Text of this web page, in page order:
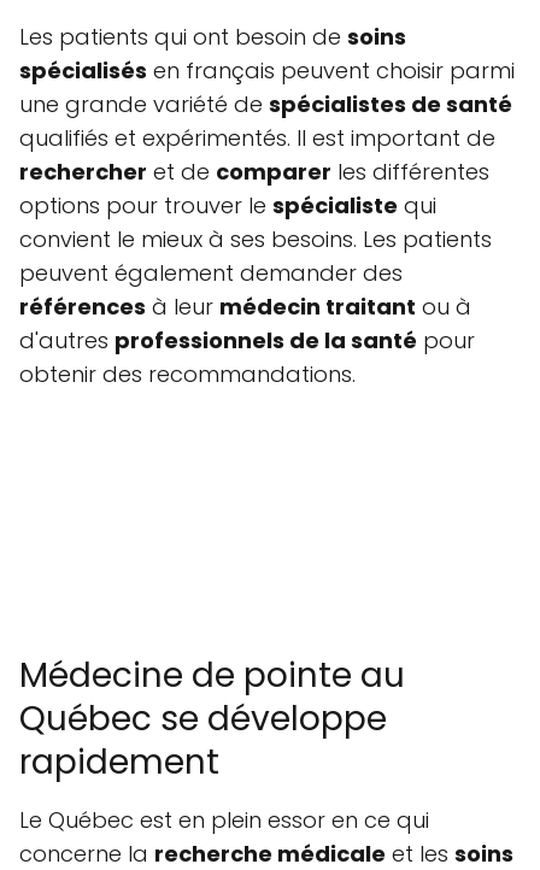
Les patients qui ont besoin de soins
spécialisés en français peuvent choisir parmi
une grande variété de spécialistes de santé
qualifiés et expérimentés. Il est important de
rechercher et de comparer les différentes
options pour trouver le spécialiste qui
convient le mieux à ses besoins. Les patients
peuvent également demander des
références à leur médecin traitant ou à
d'autres professionnels de la santé pour
obtenir des recommandations.
Médecine de pointe au
Québec se développe
rapidement
Le Québec est en plein essor en ce qui
concerne la recherche médicale et les soins